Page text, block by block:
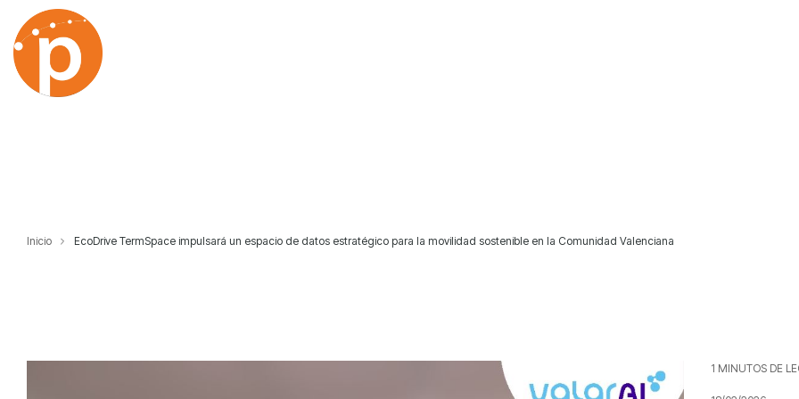
the
main
content.
Inicio EcoDrive TermSpace impulsará un espacio de datos estratégico para la movilidad sostenible en la Comunidad Valenciana
1 MINUTOS DE